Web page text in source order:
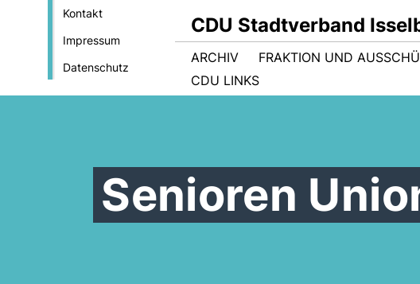
Kontakt
Impressum
Datenschutz
CDU Stadtverband
ARCHIV FRAKTION UND
CDU LINKS
Senioren